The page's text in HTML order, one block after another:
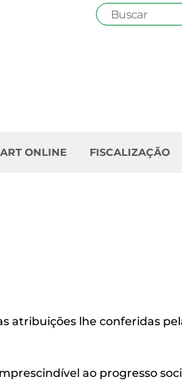
ART ONLINE FISCALIZAÇÃO
lhe conferidas
ao progresso